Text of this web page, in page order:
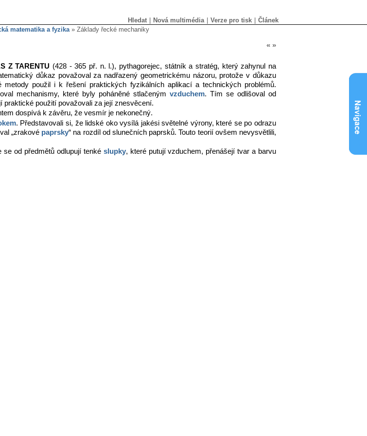
Hledat Nová multimédia Verze pro tisk
Článek
matematika a fyzika» Základy řecké mechaniky
« »
Z TARENTU (428 - 365 př. n. l.), pythagorejec, státník a stratég, který zahynul na
důkaz považoval za nadřazený geometrickému názoru, protože v důkazu
metody použil i k řešení praktických fyzikálních aplikací a technických problémů.
mechanismy, které byly poháněné stlačeným vzduchem. Tím se odlišoval od
praktické použití považovali za její znesvěcení.
dospívá k závěru, že vesmír je nekonečný.
. Představovali si, že lidské oko vysílá jakési světelné výrony, které se po odrazu
„zrakové paprsky“ na rozdíl od slunečních paprsků. Touto teorií ovšem nevysvětlili,
od předmětů odlupují tenké slupky, které putují vzduchem, přenášejí tvar a barvu